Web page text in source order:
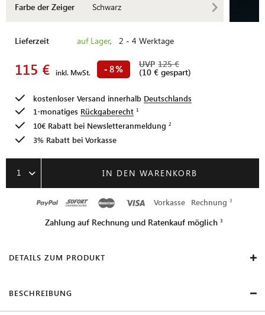
Farbe der Zeiger Schwarz
Lieferzeit auf Lager, 2 - 4 Werktage
115 € inkl. MwSt. - 8%
UVP 125 €
(10 € gespart)
kostenloser Versand innerhalb Deutschlands
1-monatiges Rückgaberecht
10€ Rabatt bei Newsletteranmeldung
3% Rabatt bei Vorkasse
1 IN DEN WARENKORB
Vorkasse Rechnung
Zahlung auf Rechnung und Ratenkauf möglich
DETAILS ZUM PRODUKT
BESCHREIBUNG